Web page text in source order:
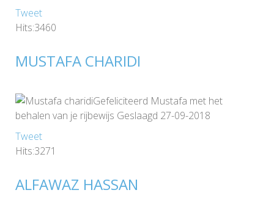
Tweet
Hits:3460
MUSTAFA CHARIDI
Gefeliciteerd Mustafa met het
behalen van je rijbewijs Geslaagd 27-09-2018
Tweet
Hits:3271
ALFAWAZ HASSAN